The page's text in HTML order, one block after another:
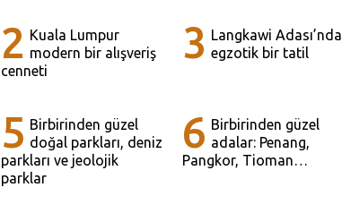
2 Kuala Lumpur
modern bir alışveriş
cenneti
3 Langkawi Adası’nda
egzotik bir tatil
5 Birbirinden güzel
doğal parkları, deniz
parkları ve jeolojik
parklar
6 Birbirinden güzel
adalar: Penang,
Pangkor, Tioman…